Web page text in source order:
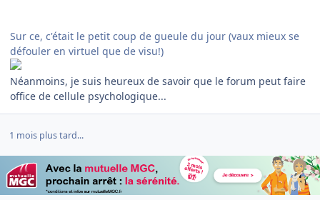
Sur ce, c'était le petit coup de gueule du jour (vaux mieux se
défouler en virtuel que de visu!)
Néanmoins, je suis heureux de savoir que le forum peut faire
office de cellule psychologique...
1 mois plus tard...